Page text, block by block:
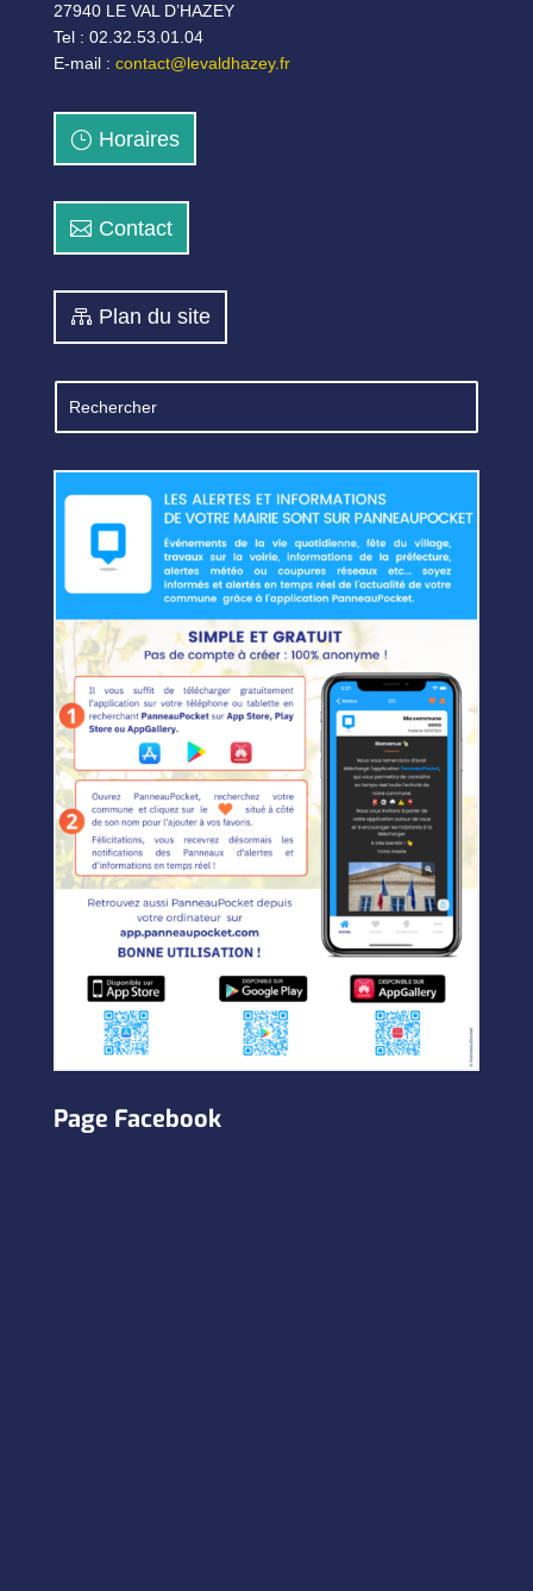
27940 LE VAL D’HAZEY
Tel : 02.32.53.01.04
E-mail : contact@levaldhazey.fr
Horaires
Contact
Plan du site
Page Facebook